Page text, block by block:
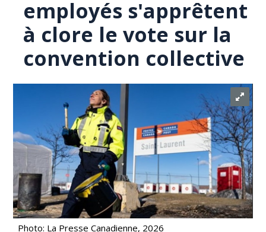
employés s'apprêtent
à clore le vote sur la
convention collective
Photo: La Presse Canadienne, 2026